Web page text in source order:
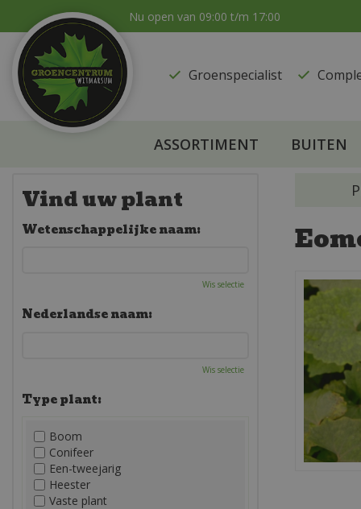
naar
content
Nu open van 09:00 t/m 17:00
Groenspecialist
ASSORTIMENT BUITEN
Vind uw plant
Wetenschappelijke naam:
Wis selectie
Nederlandse naam:
Wis selectie
Type plant:
Boom
Conifeer
Een-tweejarig
Heester
Vaste plant